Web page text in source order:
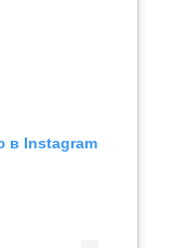
в Instagram